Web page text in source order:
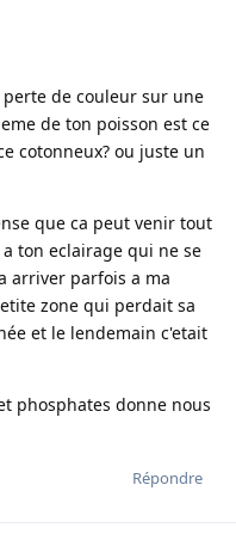
de couleur sur une
de ton poisson est ce
cotonneux? ou juste un
que ca peut venir tout
ton eclairage qui ne se
arriver parfois a ma
zone qui perdait sa
et le lendemain c'etait
phosphates donne nous
Répondre